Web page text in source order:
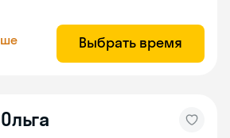
Выбрать время
Ольга